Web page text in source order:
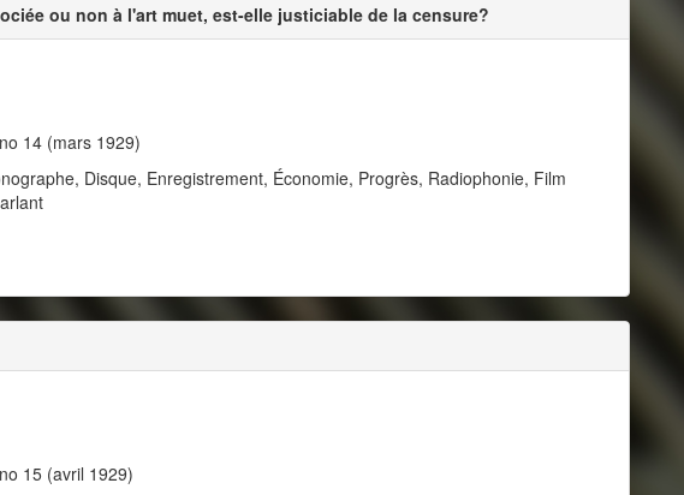
ou non à l'art muet, est-elle justiciable de la censure?
14 (mars 1929)
Disque, Enregistrement, Économie, Progrès, Radiophonie, Film
15 (avril 1929)